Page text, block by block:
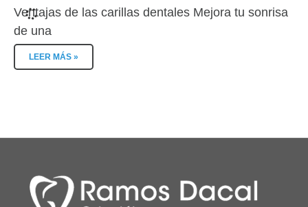
Ventajas de las carillas dentales Mejora tu sonrisa
de una
LEER MÁS »